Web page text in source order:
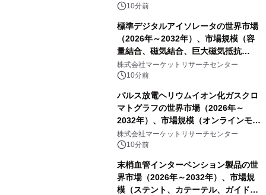
10分前
標準デジタルアイソレータの世界市場
（2026年～2032年）、市場規模（容
量結合、磁気結合、巨大磁気抵抗
（GMR））・分析レポートを発表
株式会社マーケットリサーチセンター
10分前
パルス放電ヘリウムイオン化ガスクロ
マトグラフの世界市場（2026年～
2032年）、市場規模（オンラインモニ
タリング型、ラボラトリー型）・分析
レポートを発表
株式会社マーケットリサーチセンター
10分前
末梢血管インターベンション製品の世
界市場（2026年～2032年）、市場規
模（ステント、カテーテル、ガイドワ